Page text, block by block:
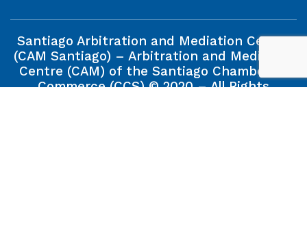
Santiago Arbitration and Mediation Centre
(CAM Santiago) – Arbitration and Mediation
Centre (CAM) of the Santiago Chamber of
Commerce (CCS) © 2020 – All Rights